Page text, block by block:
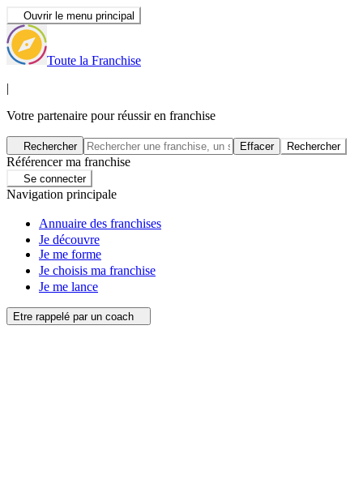
Ouvrir le menu principal
Toute la Franchise
|
Votre partenaire pour réussir en franchise
Rechercher Effacer Rechercher
Référencer ma franchise
Se connecter
Navigation principale
Annuaire des franchises
Je découvre
Je me forme
Je choisis ma franchise
Je me lance
Etre rappelé par un coach